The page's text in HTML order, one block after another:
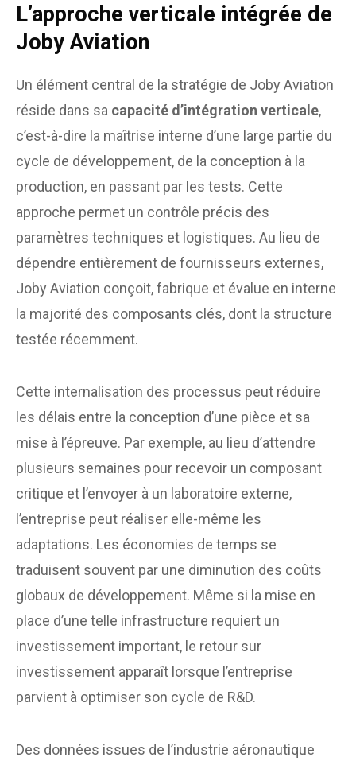
L’approche verticale intégrée de
Joby Aviation
Un élément central de la stratégie de Joby Aviation
réside dans sa capacité d’intégration verticale,
c’est-à-dire la maîtrise interne d’une large partie du
cycle de développement, de la conception à la
production, en passant par les tests. Cette
approche permet un contrôle précis des
paramètres techniques et logistiques. Au lieu de
dépendre entièrement de fournisseurs externes,
Joby Aviation conçoit, fabrique et évalue en interne
la majorité des composants clés, dont la structure
testée récemment.
Cette internalisation des processus peut réduire
les délais entre la conception d’une pièce et sa
mise à l’épreuve. Par exemple, au lieu d’attendre
plusieurs semaines pour recevoir un composant
critique et l’envoyer à un laboratoire externe,
l’entreprise peut réaliser elle-même les
adaptations. Les économies de temps se
traduisent souvent par une diminution des coûts
globaux de développement. Même si la mise en
place d’une telle infrastructure requiert un
investissement important, le retour sur
investissement apparaît lorsque l’entreprise
parvient à optimiser son cycle de R&D.
Des données issues de l’industrie aéronautique